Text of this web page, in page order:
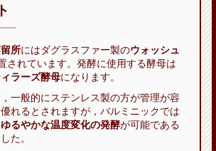
所にはダグラスファー製のウォッシュ
されています。発酵に使用する酵母は
ラーズ酵母になります。
一般的にステンレス製の方が管理が容
れるとされますが，バルミニックでは
ゆるやかな温度変化の発酵が可能である
た。